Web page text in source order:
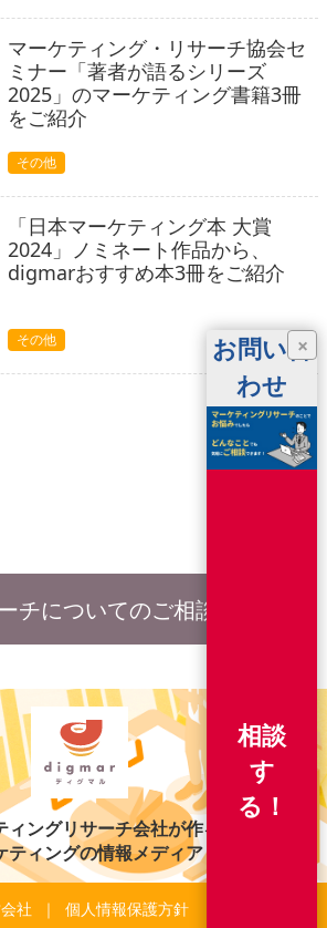
マーケティング・リサーチ協会セ
ミナー「著者が語るシリーズ
2025」のマーケティング書籍3冊
をご紹介
その他
「日本マーケティング本 大賞
2024」ノミネート作品から、
digmarおすすめ本3冊をご紹介
その他
チについてのご相談
ィングリサーチ会社が作る
ティングの情報メディア
社 個人情報保護方針
×
お問い合
わせ
相談
す
る！